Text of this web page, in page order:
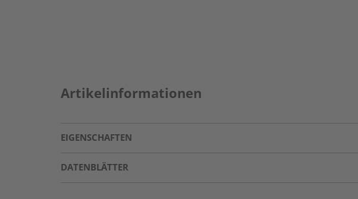
Artikelinformationen
EIGENSCHAFTEN
DATENBLÄTTER